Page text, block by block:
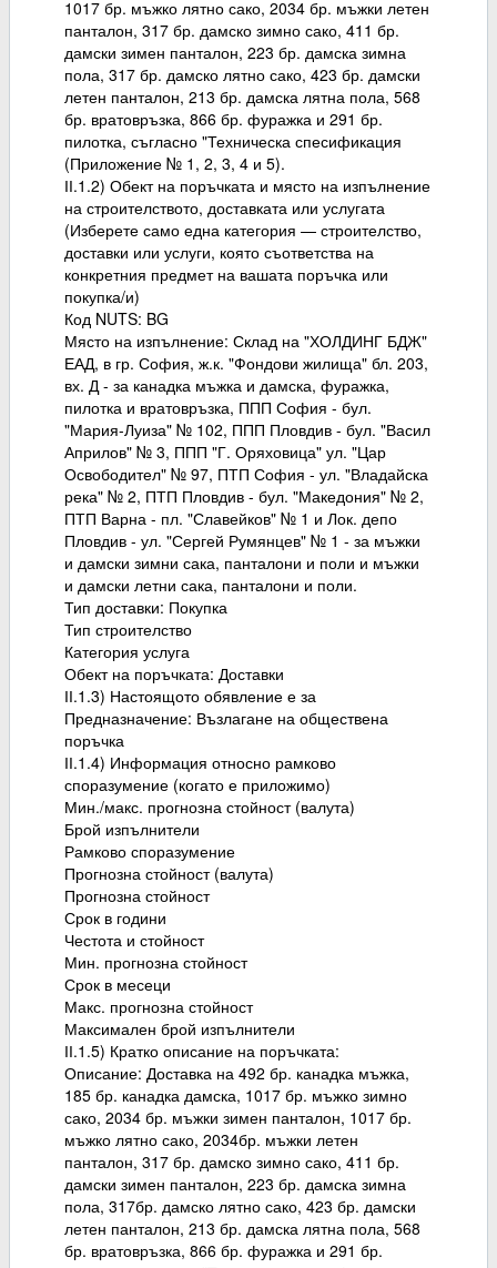
1017 бр. мъжко лятно сако, 2034 бр. мъжки летен
панталон, 317 бр. дамско зимно сако, 411 бр.
дамски зимен панталон, 223 бр. дамска зимна
пола, 317 бр. дамско лятно сако, 423 бр. дамски
летен панталон, 213 бр. дамска лятна пола, 568
бр. вратовръзка, 866 бр. фуражка и 291 бр.
пилотка, съгласно "Техническа спесификация
(Приложение № 1, 2, 3, 4 и 5).
ІІ.1.2) Обект на поръчката и място на изпълнение
на строителството, доставката или услугата
(Изберете само една категория — строителство,
доставки или услуги, която съответства на
конкретния предмет на вашата поръчка или
покупка/и)
Код NUTS: BG
Място на изпълнение: Склад на "ХОЛДИНГ БДЖ"
ЕАД, в гр. София, ж.к. "Фондови жилища" бл. 203,
вх. Д - за канадка мъжка и дамска, фуражка,
пилотка и вратовръзка, ППП София - бул.
"Мария-Луиза" № 102, ППП Пловдив - бул. "Васил
Априлов" № 3, ППП "Г. Оряховица" ул. "Цар
Освободител" № 97, ПТП София - ул. "Владайска
река" № 2, ПТП Пловдив - бул. "Македония" № 2,
ПТП Варна - пл. "Славейков" № 1 и Лок. депо
Пловдив - ул. "Сергей Румянцев" № 1 - за мъжки
и дамски зимни сака, панталони и поли и мъжки
и дамски летни сака, панталони и поли.
Тип доставки: Покупка
Тип строителство
Категория услуга
Обект на поръчката: Доставки
ІІ.1.3) Настоящото обявление е за
Предназначение: Възлагане на обществена
поръчка
ІІ.1.4) Информация относно рамково
споразумение (когато е приложимо)
Мин./макс. прогнозна стойност (валута)
Брой изпълнители
Рамково споразумение
Прогнозна стойност (валута)
Прогнозна стойност
Срок в години
Честота и стойност
Мин. прогнозна стойност
Срок в месеци
Макс. прогнозна стойност
Максимален брой изпълнители
ІІ.1.5) Кратко описание на поръчката:
Описание: Доставка на 492 бр. канадка мъжка,
185 бр. канадка дамска, 1017 бр. мъжко зимно
сако, 2034 бр. мъжки зимен панталон, 1017 бр.
мъжко лятно сако, 2034бр. мъжки летен
панталон, 317 бр. дамско зимно сако, 411 бр.
дамски зимен панталон, 223 бр. дамска зимна
пола, 317бр. дамско лятно сако, 423 бр. дамски
летен панталон, 213 бр. дамска лятна пола, 568
бр. вратовръзка, 866 бр. фуражка и 291 бр.